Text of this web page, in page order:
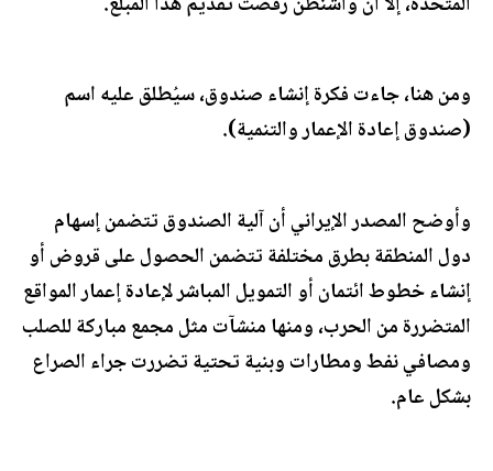
ومن هنا، جاءت فكرة إنشاء صندوق، سيُطلق عليه اسم
(صندوق إعادة الإعمار والتنمية).
وأوضح المصدر الإيراني أن آلية الصندوق تتضمن إسهام
دول المنطقة بطرق مختلفة تتضمن الحصول على قروض أو
إنشاء خطوط ائتمان أو التمويل المباشر لإعادة إعمار المواقع
المتضررة من الحرب، ومنها منشآت مثل مجمع مباركة للصلب
ومصافي نفط ومطارات وبنية تحتية تضررت جراء الصراع
بشكل عام.